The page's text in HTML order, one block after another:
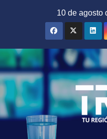
10 de agosto